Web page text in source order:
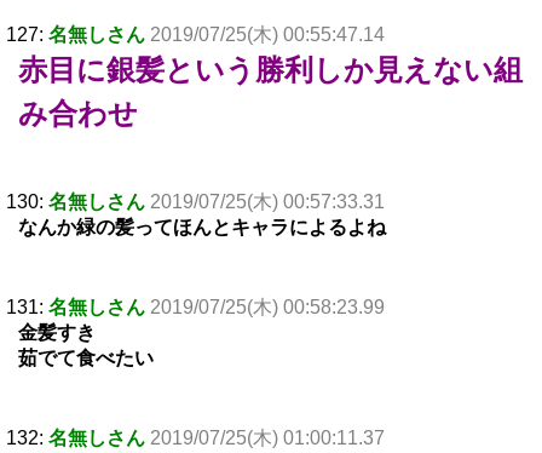
127: 名無しさん 2019/07/25(木) 00:55:47.14
赤目に銀髪という勝利しか見えない組
み合わせ
130: 名無しさん 2019/07/25(木) 00:57:33.31
なんか緑の髪ってほんとキャラによるよね
131: 名無しさん 2019/07/25(木) 00:58:23.99
金髪すき
茹でて食べたい
132: 名無しさん 2019/07/25(木) 01:00:11.37